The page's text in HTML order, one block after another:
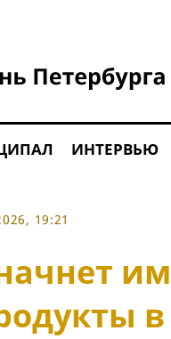
ИНТЕРВЬЮ
19:21